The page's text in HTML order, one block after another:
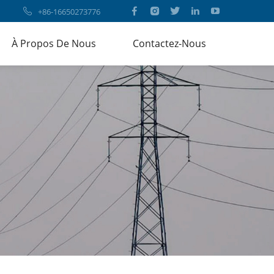
+86-16650273776
À Propos De Nous Contactez-Nous